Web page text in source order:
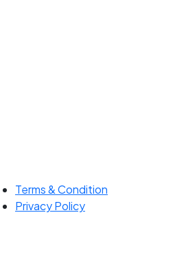
Terms & Condition
Privacy Policy